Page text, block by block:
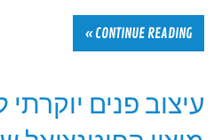
CONTINUE READING »
עיצוב פנים